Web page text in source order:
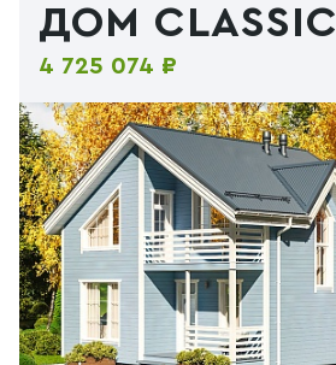
ДОМ CLASSIC
4 725 074 ₽